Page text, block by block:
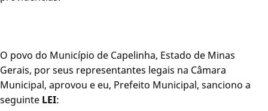
O povo do Município de Capelinha, Estado de Minas
Gerais, por seus representantes legais na Câmara
Municipal, aprovou e eu, Prefeito Municipal, sanciono a
seguinte LEI: